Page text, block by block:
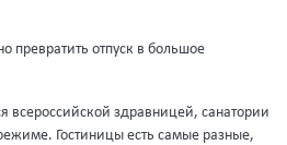
превратить отпуск в большое
всероссийской здравницей, санатории
Гостиницы есть самые разные,